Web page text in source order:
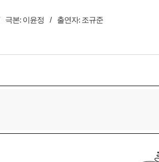
극본: 이윤정 / 출연자: 조규준